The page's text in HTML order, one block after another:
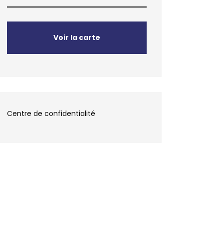
Voir la carte
Centre de confidentialité